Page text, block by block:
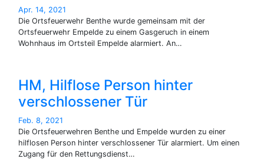
Apr. 14, 2021
Die Ortsfeuerwehr Benthe wurde gemeinsam mit der
Ortsfeuerwehr Empelde zu einem Gasgeruch in einem
Wohnhaus im Ortsteil Empelde alarmiert. An…
HM, Hilflose Person hinter
verschlossener Tür
Feb. 8, 2021
Die Ortsfeuerwehren Benthe und Empelde wurden zu einer
hilflosen Person hinter verschlossener Tür alarmiert. Um einen
Zugang für den Rettungsdienst…